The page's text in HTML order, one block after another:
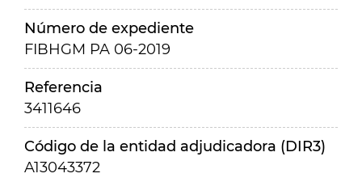
Número de expediente
FIBHGM PA 06-2019
Referencia
3411646
Código de la entidad adjudicadora (DIR3)
A13043372